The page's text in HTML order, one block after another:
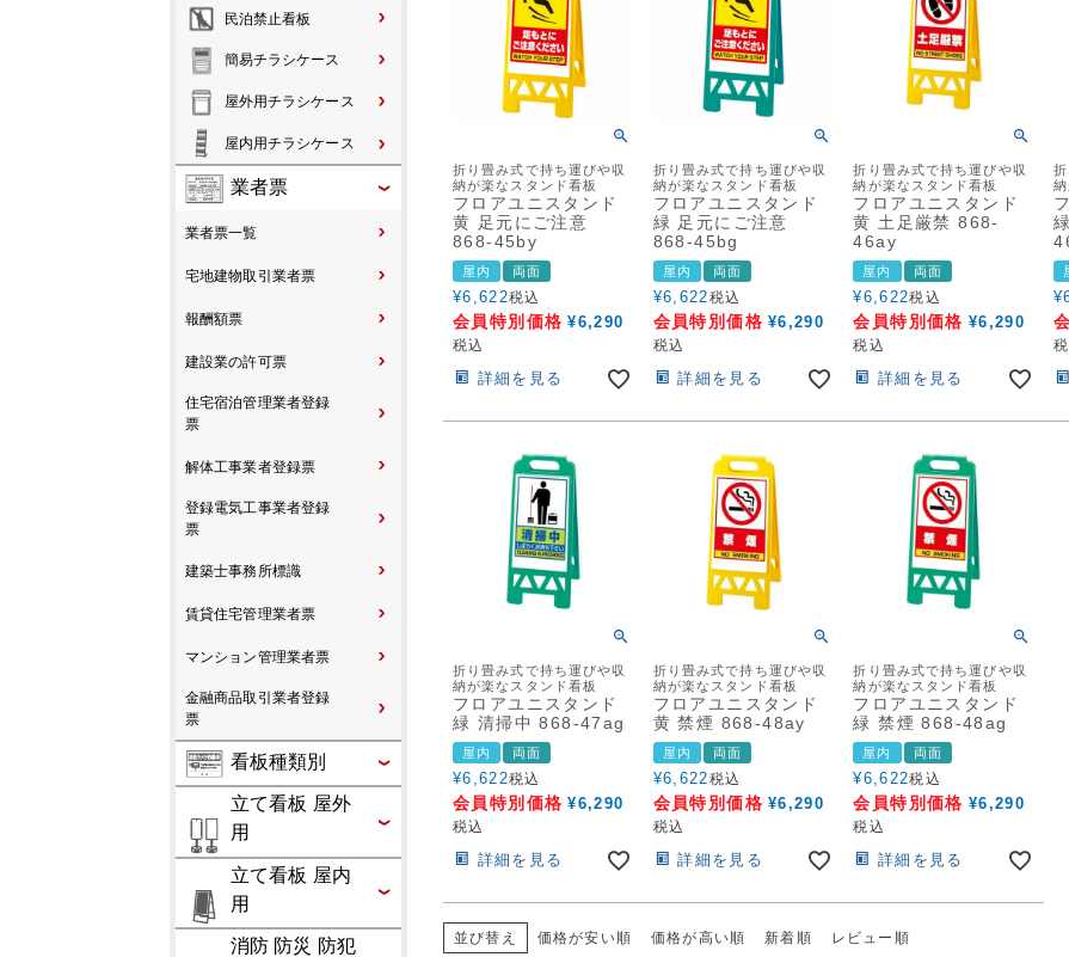
民泊禁止看板
簡易チラシケース
屋外用チラシケース
屋内用チラシケース
業者票
業者票一覧
宅地建物取引業者票
報酬額票
建設業の許可票
住宅宿泊管理業者登録
票
解体工事業者登録票
登録電気工事業者登録
票
建築士事務所標識
賃貸住宅管理業者票
マンション管理業者票
金融商品取引業者登録
票
看板種類別
立て看板 屋外
用
立て看板 屋内
用
消防 防災 防犯
折り畳み式で持ち運びや収
納が楽なスタンド看板
フロアユニスタンド
黄 足元にご注意
868-45by
屋内 両面
¥6,622税込
会員特別価格 ¥6,290
税込
詳細を見る
折り畳み式で持ち運びや収
納が楽なスタンド看板
フロアユニスタンド
緑 足元にご注意
868-45bg
屋内 両面
¥6,622税込
会員特別価格 ¥6,290
税込
詳細を見る
折り畳み式で持ち運びや収
納が楽なスタンド看板
フロアユニスタンド
黄 土足厳禁 868-
46ay
屋内 両面
¥6,622税込
会員特別価格 ¥6,290
税込
詳細を見る
¥
折り畳み式で持ち運びや収
納が楽なスタンド看板
フロアユニスタンド
緑 清掃中 868-47ag
屋内 両面
¥6,622税込
会員特別価格 ¥6,290
税込
詳細を見る
折り畳み式で持ち運びや収
納が楽なスタンド看板
フロアユニスタンド
黄 禁煙 868-48ay
屋内 両面
¥6,622税込
会員特別価格 ¥6,290
税込
詳細を見る
折り畳み式で持ち運びや収
納が楽なスタンド看板
フロアユニスタンド
緑 禁煙 868-48ag
屋内 両面
¥6,622税込
会員特別価格 ¥6,290
税込
詳細を見る
並び替え 価格が安い順 価格が高い順 新着順 レビュー順